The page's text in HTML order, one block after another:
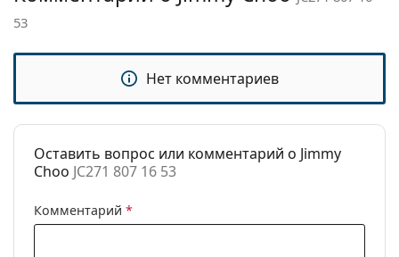
Регулируемые
Футляр:
Да
Салфетка для
чистки:
Да
Другое
Пол:
53
Нет комментариев
Оставить вопрос или комментарий о Jimmy
Choo JC271 807 16 53
Комментарий *